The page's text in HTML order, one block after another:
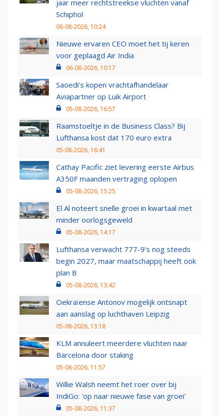
jaar meer rechtstreekse vluchten vanaf
Schiphol
06-08-2026, 10:24
Nieuwe ervaren CEO moet het tij keren
voor geplaagd Air India
06-08-2026, 10:17
Saoedi’s kopen vrachtafhandelaar
Aviapartner op Luik Airport
05-08-2026, 16:57
Raamstoeltje in de Business Class? Bij
Lufthansa kost dat 170 euro extra
05-08-2026, 16:41
Cathay Pacific ziet levering eerste Airbus
A350F maanden vertraging oplopen
05-08-2026, 15:25
El Al noteert snelle groei in kwartaal met
minder oorlogsgeweld
05-08-2026, 14:17
Lufthansa verwacht 777-9’s nog steeds
begin 2027, maar maatschappij heeft ook
plan B
05-08-2026, 13:42
Oekraïense Antonov mogelijk ontsnapt
aan aanslag op luchthaven Leipzig
05-08-2026, 13:18
KLM annuleert meerdere vluchten naar
Barcelona door staking
05-08-2026, 11:57
Willie Walsh neemt het roer over bij
IndiGo: 'op naar nieuwe fase van groei'
05-08-2026, 11:37